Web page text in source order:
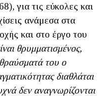
για τις εύκολες και
ανάμεσα στα
και στο έργο του
θρυμματισμένος,
του ο
διαθλάται
δεν αναγνωρίζονται